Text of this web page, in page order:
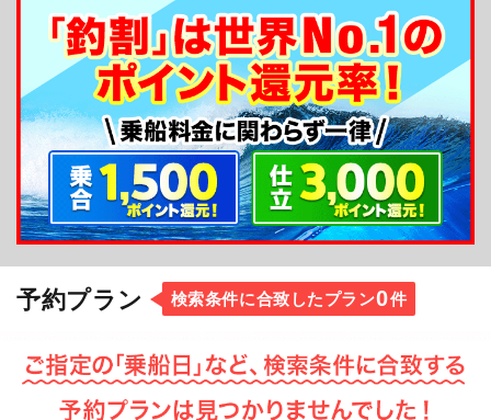
集合場所となる当釣具店で揃いますのでご安心くだ
さい。もちろんレンタル完備です！宜しくお願い致
します。
予約プラン 検索条件に合致したプラン0件